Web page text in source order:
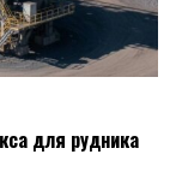
для рудника